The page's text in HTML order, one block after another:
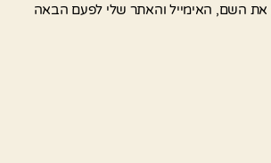
את השם, האימייל והאתר שלי לפעם הבאה